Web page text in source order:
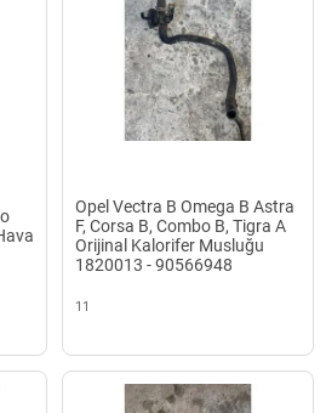
Opel Vectra B Omega B Astra
F, Corsa B, Combo B, Tigra A
Orijinal Kalorifer Musluğu
1820013 - 90566948
11